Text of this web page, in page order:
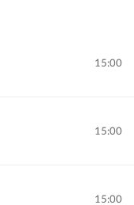
15:00
15:00
15:00